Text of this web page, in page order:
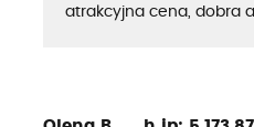
atrakcyjna cena, dobra